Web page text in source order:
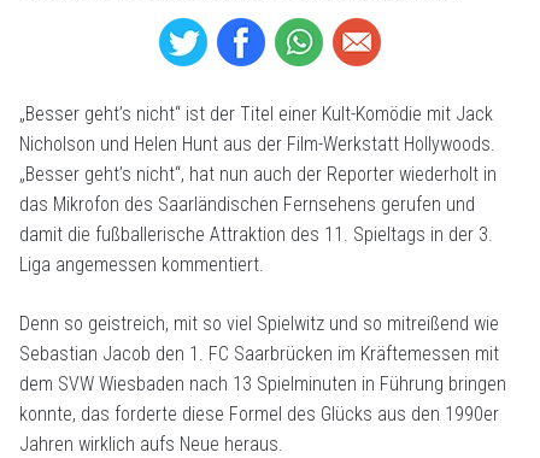
„Besser geht’s nicht“ ist der Titel einer Kult-Komödie mit Jack
Nicholson und Helen Hunt aus der Film-Werkstatt Hollywoods.
„Besser geht’s nicht“, hat nun auch der Reporter wiederholt in
das Mikrofon des Saarländischen Fernsehens gerufen und
damit die fußballerische Attraktion des 11. Spieltags in der 3.
Liga angemessen kommentiert.
Denn so geistreich, mit so viel Spielwitz und so mitreißend wie
Sebastian Jacob den 1. FC Saarbrücken im Kräftemessen mit
dem SVW Wiesbaden nach 13 Spielminuten in Führung bringen
konnte, das forderte diese Formel des Glücks aus den 1990er
Jahren wirklich aufs Neue heraus.